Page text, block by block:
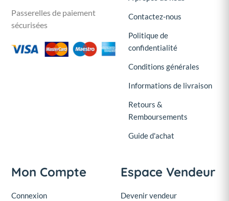
Passerelles de paiement
sécurisées
Contactez-nous
Politique de
confidentialité
Conditions générales
Informations de livraison
Retours &
Remboursements
Guide d'achat
Mon Compte
Connexion
Espace Vendeur
Devenir vendeur